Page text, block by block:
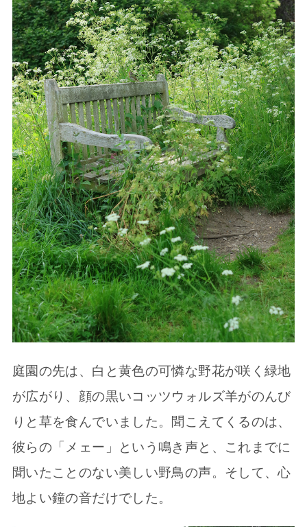
庭園の先は、白と黄色の可憐な野花が咲く緑地
が広がり、顔の黒いコッツウォルズ羊がのんび
りと草を食んでいました。聞こえてくるのは、
彼らの「メェー」という鳴き声と、これまでに
聞いたことのない美しい野鳥の声。そして、心
地よい鐘の音だけでした。